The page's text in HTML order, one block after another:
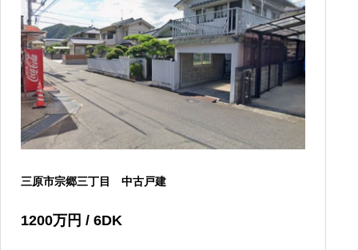
三原市宗郷三丁目 中古戸建
1200万円 / 6DK